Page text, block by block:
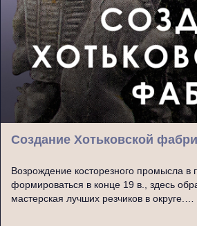
Создание Хотьковской
Возрождение косторезного промысла в
формироваться в конце 19 в., здесь
мастерская лучших резчиков в округе.…